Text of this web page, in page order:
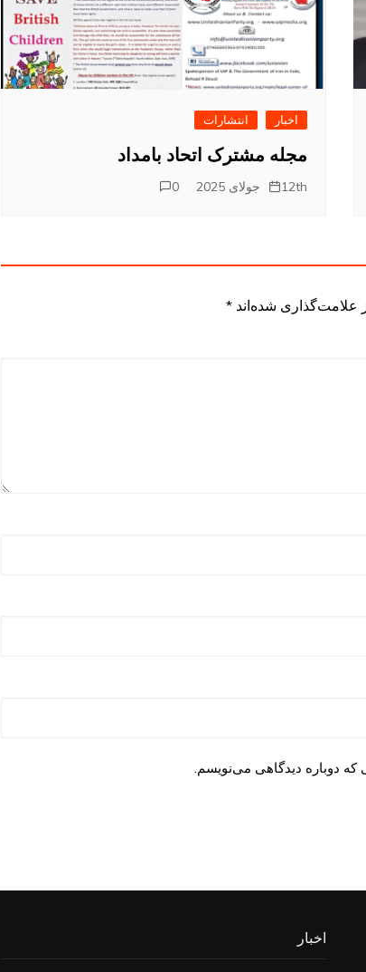
اخبار انتشارات
مجله مشترک اتحاد بامداد
12th جولای 2025 0
علامت‌گذاری شده‌اند *
که دوباره دیدگاهی می‌نویسم.
اخبار